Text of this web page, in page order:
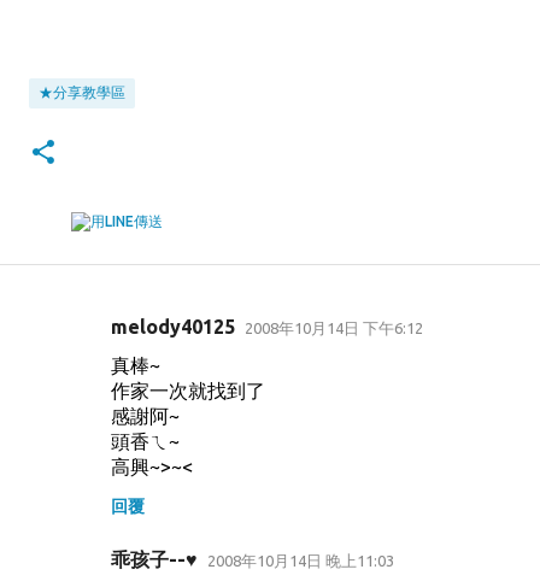
★分享教學區
melody40125 2008年10月14日 下午6:12
真棒~
作家一次就找到了
感謝阿~
頭香ㄟ~
高興~>~<
回覆
乖孩子--♥ 2008年10月14日 晚上11:03